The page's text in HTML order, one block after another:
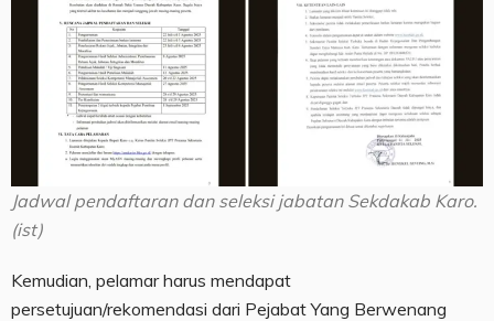
Jadwal pendaftaran dan seleksi jabatan Sekdakab Karo.
(ist)
Kemudian, pelamar harus mendapat
persetujuan/rekomendasi dari Pejabat Yang Berwenang